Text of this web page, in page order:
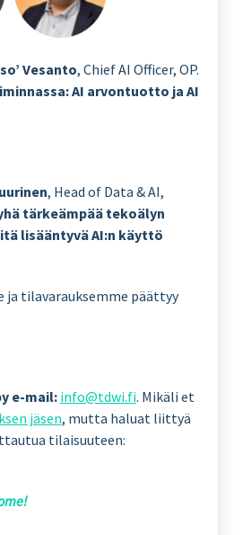
Vesanto, Chief AI Officer, OP.
AI arvontuotto ja AI
, Head of Data & AI,
tärkeämpää tekoälyn
lisääntyvä AI:n käyttö
ja tilavarauksemme päättyy
e-mail: info@tdwi.fi. Mikäli et
jäsen, mutta haluat liittyä
tilaisuuteen: